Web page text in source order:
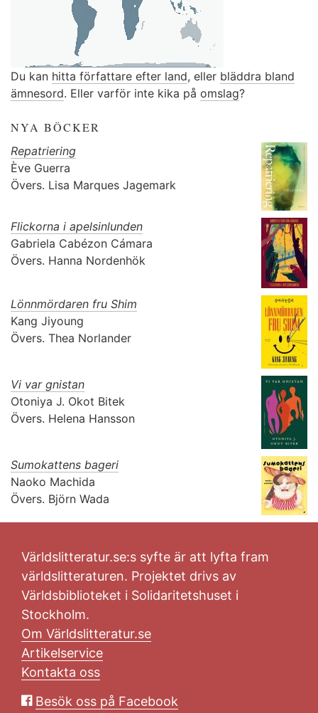
Du kan hitta författare efter land, eller bläddra bland
ämnesord. Eller varför inte kika på omslag?
NYA BÖCKER
Repatriering
Ève Guerra
Övers. Lisa Marques Jagemark
Flickorna i apelsinlunden
Gabriela Cabézon Cámara
Övers. Hanna Nordenhök
Lönnmördaren fru Shim
Kang Jiyoung
Övers. Thea Norlander
Vi var gnistan
Otoniya J. Okot Bitek
Övers. Helena Hansson
Sumokattens bageri
Naoko Machida
Övers. Björn Wada
Världslitteratur.se:s syfte är att lyfta fram
världslitteraturen. Projektet drivs av
Världsbiblioteket i Solidaritetshuset i
Stockholm.
Om Världslitteratur.se
Artikelservice
Kontakta oss
Besök oss på Facebook